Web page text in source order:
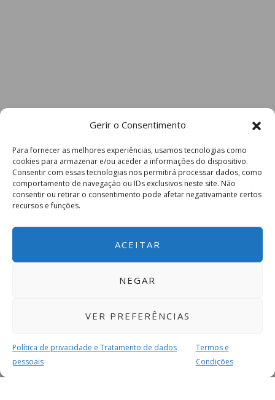
Gerir o Consentimento
Para fornecer as melhores experiências, usamos tecnologias como
cookies para armazenar e/ou aceder a informações do dispositivo.
Consentir com essas tecnologias nos permitirá processar dados, como
comportamento de navegação ou IDs exclusivos neste site. Não
consentir ou retirar o consentimento pode afetar negativamante certos
recursos e funções.
ACEITAR
NEGAR
VER PREFERÊNCIAS
Política de privacidade e Tratamento de dados
pessoais
Termos e
Condições